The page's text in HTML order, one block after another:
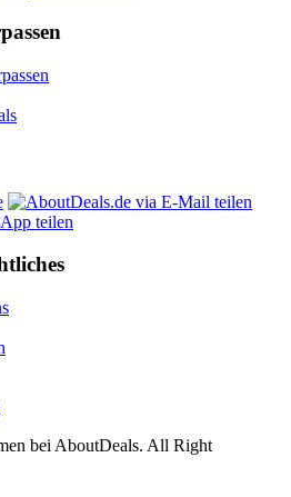
bei AboutDeals. All Right